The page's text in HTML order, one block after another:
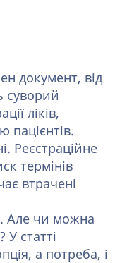
документ, від
суворий
ліків,
пацієнтів.
Реєстраційне
термінів
втрачені
Але чи можна
статті
а потреба, і